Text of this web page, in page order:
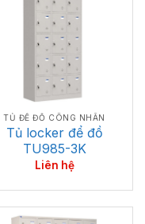
TỦ ĐỂ ĐỒ CÔNG NHÂN
Tủ locker để đồ
TU985-3K
Liên hệ